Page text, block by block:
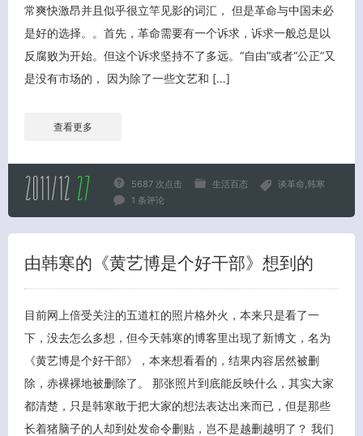
常爽快激昂并且似乎很立竿见影的词汇， 但是革命与中国未必
是好的选择。。首先，革命需要有一个诉求，诉求一般总是以
反腐败为开始。但这个诉求坚持不了多远。“自由”或者“公正”又
是没有市场的， 因为除了一些文艺和 […]
查看更多
2011/12 27 5687 次点击 生活百态 谈革命 韩寒
1 条评论
由韩寒的《黄艺博是个好干部》想到的
目前网上倍受关注的五道杠的照片格外火，本来只是看了一
下，没去怎么多想，但今天韩寒的博客里出现了新博文，名为
《黄艺博是个好干部》，本来想看看的，结果内容居然被删
除，赤裸裸地被删除了。 那张照片到底能反映什么，其实大家
都清楚，只是韩寒敢于把大家的想法表达出来而已，但是那些
长着猪脑子的人却到处发命令删贴，岂不是越删越明了？ 我们